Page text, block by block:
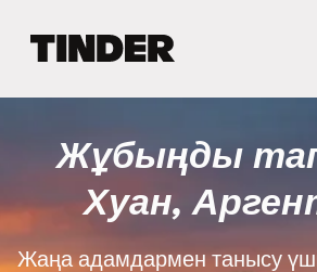
r
H
o
e
Жұбыңды
Хуан,
Жаңа адамдармен танысу